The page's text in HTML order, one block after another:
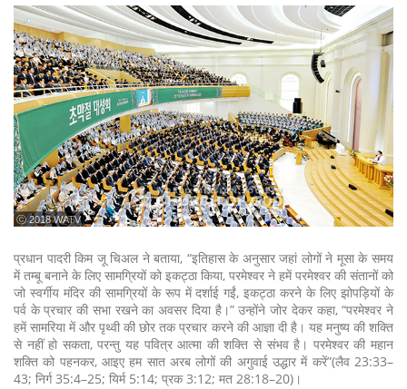
ⓒ 2018 WATV
प्रधान पादरी किम जू चिअल ने बताया, “इतिहास के अनुसार जहां लोगों ने मूसा के समय
में तम्बू बनाने के लिए सामग्रियों को इकट्ठा किया, परमेश्वर ने हमें परमेश्वर की संतानों को
जो स्वर्गीय मंदिर की सामग्रियों के रूप में दर्शाई गईं, इकट्ठा करने के लिए झोपड़ियों के
पर्व के प्रचार की सभा रखने का अवसर दिया है।” उन्होंने जोर देकर कहा, “परमेश्वर ने
हमें सामरिया में और पृथ्वी की छोर तक प्रचार करने की आज्ञा दी है। यह मनुष्य की शक्ति
से नहीं हो सकता, परन्तु यह पवित्र आत्मा की शक्ति से संभव है। परमेश्वर की महान
शक्ति को पहनकर, आइए हम सात अरब लोगों की अगुवाई उद्धार में करें”(लैव 23:33–
43; निर्ग 35:4–25; यिर्म 5:14; प्रक 3:12; मत 28:18–20)।